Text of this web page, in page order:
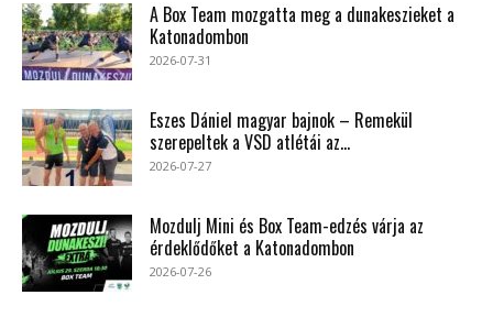
A Box Team mozgatta meg a dunakeszieket a
Katonadombon
2026-07-31
Eszes Dániel magyar bajnok – Remekül
szerepeltek a VSD atlétái az...
2026-07-27
Mozdulj Mini és Box Team-edzés várja az
érdeklődőket a Katonadombon
2026-07-26